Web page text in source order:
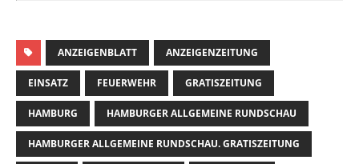
ANZEIGENBLATT ANZEIGENZEITUNG
EINSATZ FEUERWEHR GRATISZEITUNG
HAMBURG HAMBURGER ALLGEMEINE RUNDSCHAU
HAMBURGER ALLGEMEINE RUNDSCHAU. GRATISZEITUNG